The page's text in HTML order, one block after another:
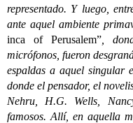
representado. Y luego,
ante aquel ambiente
inca of Perusalem” ,
micrófonos, fueron
espaldas a aquel singular
donde el pensador, el
Nehru, H.G. Wells,
famosos. Allí, en aquella